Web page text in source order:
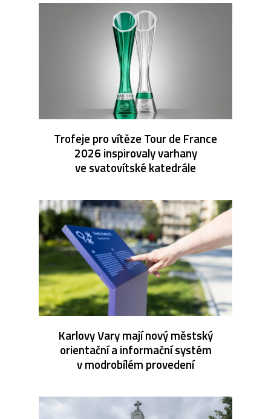
Trofeje pro vítěze Tour de France
2026 inspirovaly varhany
ve svatovítské katedrále
Karlovy Vary mají nový městský
orientační a informační systém
v modrobílém provedení